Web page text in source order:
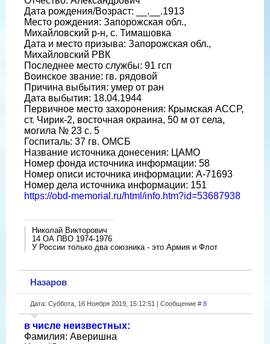
Дата рождения/Возраст: __.__.1913
Место рождения: Запорожская обл.,
Михайловский р-н, с. Тимашовка
Дата и место призыва: Запорожская обл.,
Михайловский РВК
Последнее место службы: 91 гсп
Воинское звание: гв. рядовой
Причина выбытия: умер от ран
Дата выбытия: 18.04.1944
Первичное место захоронения: Крымская АССР,
ст. Чирик-2, восточная окраина, 50 м от села,
могила № 23 с. 5
Госпиталь: 37 гв. ОМСБ
Название источника донесения: ЦАМО
Номер фонда источника информации: 58
Номер описи источника информации: А-71693
Номер дела источника информации: 151
https://obd-memorial.ru/html/info.htm?id=53687938
Николай Викторович
14 ОА ПВО 1974-1976
У России только два союзника - это Армия и Флот
Назаров
Дата: Суббота, 16 Ноября 2019, 15:12:51 | Сообщение # 8
в числе неизвестных:
Фамилия: Аверишна